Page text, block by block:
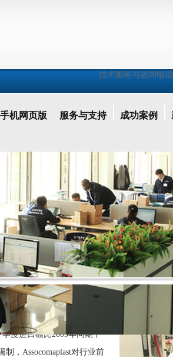
技术服务与咨询电
机网页版 服务与支持 成功案例
度进口额比2009年同期下
，Assocomaplast对行业前